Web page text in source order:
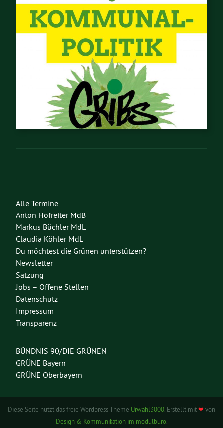
Alle Termine
Anton Hofreiter MdB
Markus Büchler MdL
Claudia Köhler MdL
Du möchtest die Grünen unterstützen?
Newsletter
Satzung
Jobs – Offene Stellen
Datenschutz
Impressum
Transparenz
BÜNDNIS 90/DIE GRÜNEN
GRÜNE Bayern
GRÜNE Oberbayern
Diese Seite nutzt das freie Wordpress-Theme Urwahl3000. Erstellt mit❤ von
Design & Kommunikation im modulbüro.